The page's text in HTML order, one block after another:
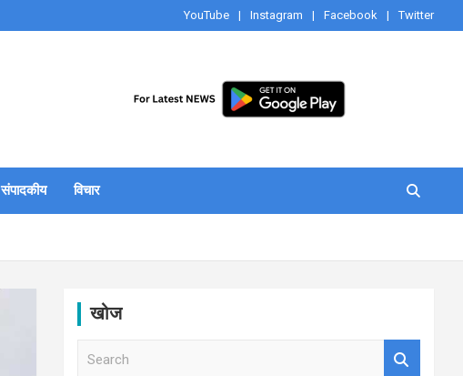
YouTube Instagram Facebook Twitter
संपादकीय विचार
खोज